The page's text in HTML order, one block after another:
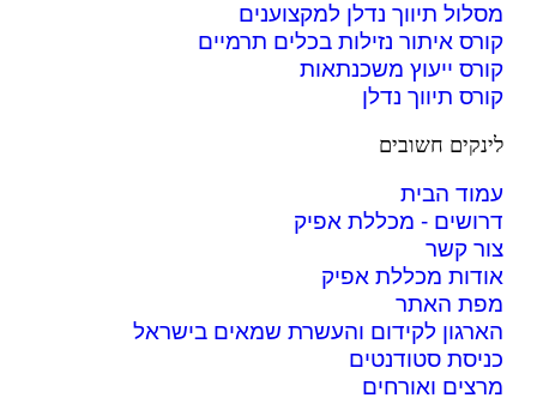
מסלול תיווך נדלן למקצוענים
קורס איתור נזילות בכלים תרמיים
קורס ייעוץ משכנתאות
קורס תיווך נדלן
לינקים חשובים
עמוד הבית
דרושים - מכללת אפיק
צור קשר
אודות מכללת אפיק
מפת האתר
הארגון לקידום והעשרת שמאים בישראל
כניסת סטודנטים
מרצים ואורחים